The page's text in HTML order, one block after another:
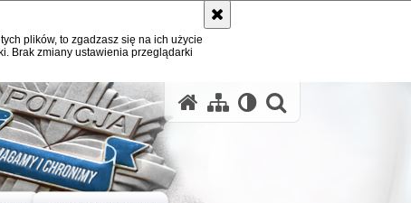
plików, to zgadzasz się na ich użycie
Brak zmiany ustawienia przeglądarki